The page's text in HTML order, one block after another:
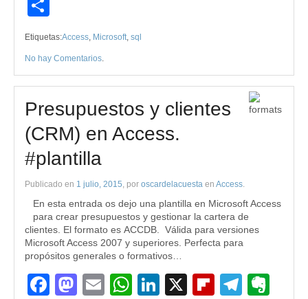
Etiquetas:Access, Microsoft, sql
No hay Comentarios.
Presupuestos y clientes
(CRM) en Access.
#plantilla
Publicado en 1 julio, 2015, por oscardelacuesta en Access.
En esta entrada os dejo una plantilla en Microsoft Access
para crear presupuestos y gestionar la cartera de
clientes. El formato es ACCDB. Válida para versiones
Microsoft Access 2007 y superiores. Perfecta para
propósitos generales o formativos…
Facebook
Mastodon
EmailWhatsApp
LinkedIn
X Flipboard